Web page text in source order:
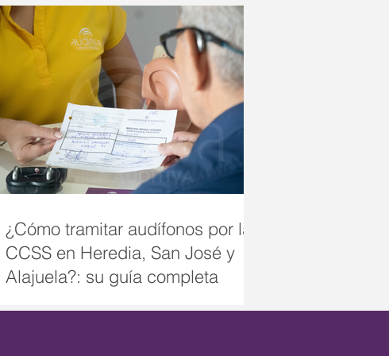
¿Cómo tramitar audífonos por la
CCSS en Heredia, San José y
Alajuela?: su guía completa